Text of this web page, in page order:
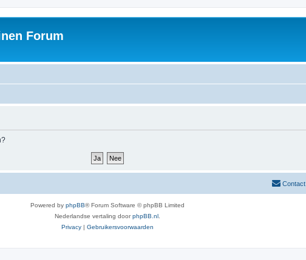
Forum
Contact
Powered by phpBB® Forum Software © phpBB Limited
Nederlandse vertaling doorphpBB.nl
Privacy | Gebruikersvoorwaarden